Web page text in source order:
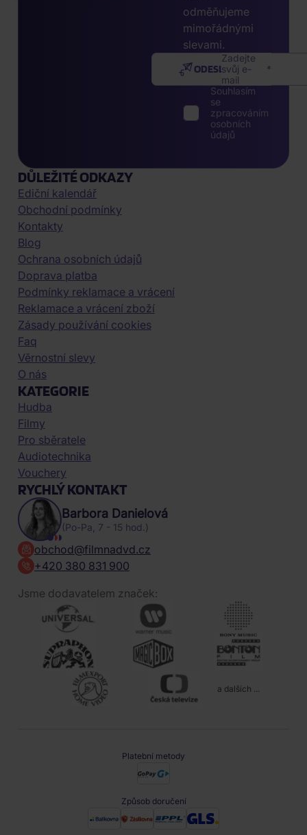
odměňujeme
mimořádnými
slevami.
Zadejte
svůj e-
mail
ODESLAT
Souhlasím
se
zpracováním
osobních
údajů
DŮLEŽITÉ ODKAZY
Ediční kalendář
Obchodní podmínky
Kontakty
Blog
Ochrana osobních údajů
Doprava platba
Podmínky reklamace a vrácení
Reklamace a vrácení zboží
Zásady používání cookies
Faq
Věrnostní slevy
O nás
KATEGORIE
Hudba
Filmy
Pro sběratele
Audiotechnika
Vouchery
RYCHLÝ KONTAKT
Barbora Danielová
(Po-Pa, 7 - 15 hod.)
obchod@filmnadvd.cz
+420 380 831 900
Jsme dodavatelem značek:
a dalších ...
Platební metody
Způsob doručení